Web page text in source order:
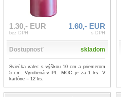
1.30,- EUR
bez DPH
1.60,- EUR
s DPH
Dostupnosť skladom
Sviečka valec s výškou 10 cm a priemerom
5 cm. Vyrobená v PL. MOC je za 1 ks. V
kartóne = 12 ks.